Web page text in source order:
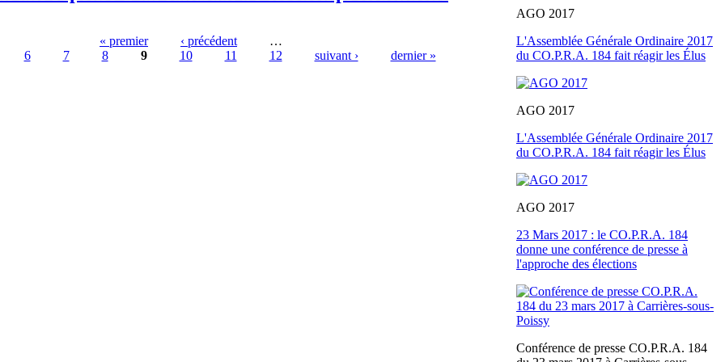
« premier ‹ précédent
…
6 7 8 9 10 11 12 suivant › dernier »
AGO 2017
L'Assemblée Générale Ordinaire 2017
du CO.P.R.A. 184 fait réagir les Élus
AGO 2017
L'Assemblée Générale Ordinaire 2017
du CO.P.R.A. 184 fait réagir les Élus
AGO 2017
23 Mars 2017 : le CO.P.R.A. 184
donne une conférence de presse à
l'approche des élections
Conférence de presse CO.P.R.A. 184